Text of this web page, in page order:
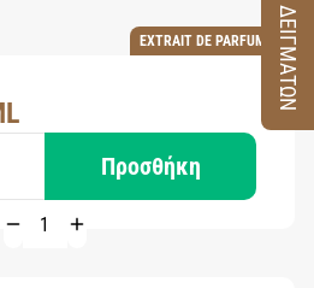
EXTRAIT DE PARFUM
Προσθήκη